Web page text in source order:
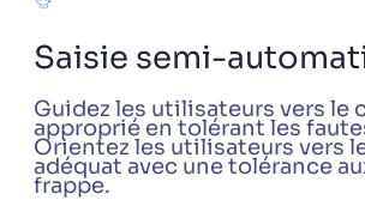
Saisie semi-
Guidez les utilisateurs vers le
approprié en tolérant les
Orientez les utilisateurs vers
adéquat avec une tolérance
frappe.